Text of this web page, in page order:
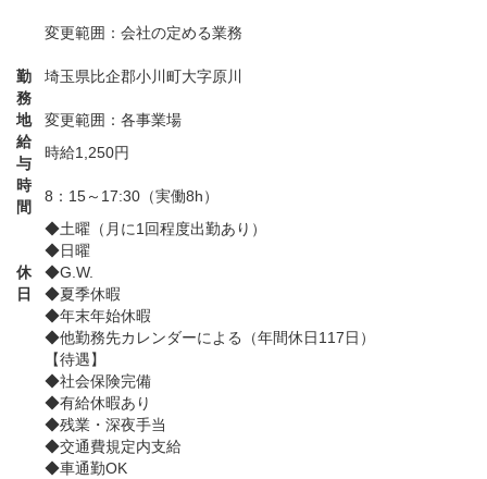
変更範囲：会社の定める業務
勤
務
地
埼玉県比企郡小川町大字原川
変更範囲：各事業場
給
与
時給1,250円
時
間
8：15～17:30（実働8h）
休
日
◆土曜（月に1回程度出勤あり）
◆日曜
◆G.W.
◆夏季休暇
◆年末年始休暇
◆他勤務先カレンダーによる（年間休日117日）
【待遇】
◆社会保険完備
◆有給休暇あり
◆残業・深夜手当
◆交通費規定内支給
◆車通勤OK